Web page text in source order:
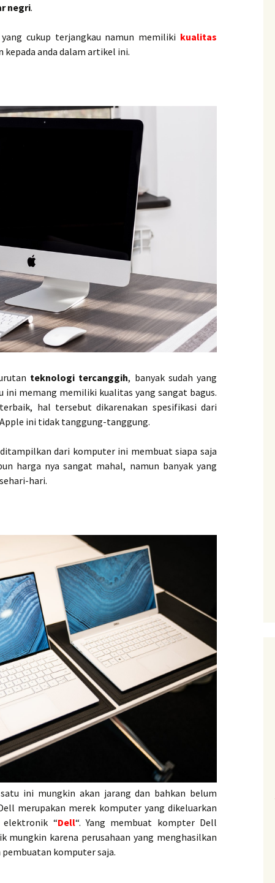
negri.
cukup terjangkau namun memiliki kualitas
kepada anda dalam artikel ini.
teknologi tercanggih, banyak sudah yang
memang memiliki kualitas yang sangat bagus.
hal tersebut dikarenakan spesifikasi dari
ini tidak tanggung-tanggung.
dari komputer ini membuat siapa saja
harga nya sangat mahal, namun banyak yang
hari.
ini mungkin akan jarang dan bahkan belum
merupakan merek komputer yang dikeluarkan
elektronik “Dell“. Yang membuat kompter Dell
mungkin karena perusahaan yang menghasilkan
komputer saja.